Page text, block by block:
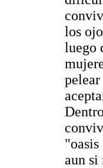
los
luego
aun si